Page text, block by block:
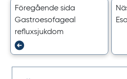
Föregående sida
Gastroesofageal
refluxsjukdom